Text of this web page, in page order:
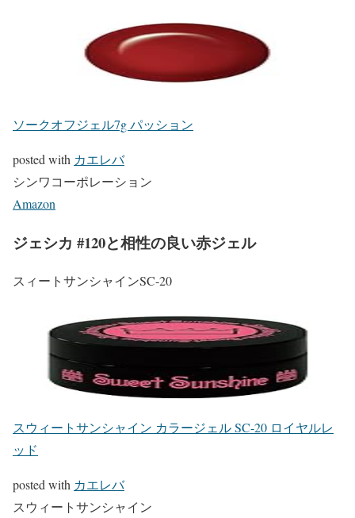
ソークオフジェル7g パッション
posted with カエレバ
シンワコーポレーション
Amazon
ジェシカ #120と相性の良い赤ジェル
スィートサンシャインSC-20
スウィートサンシャイン カラージェル SC-20 ロイヤルレ
ッド
posted with カエレバ
スウィートサンシャイン